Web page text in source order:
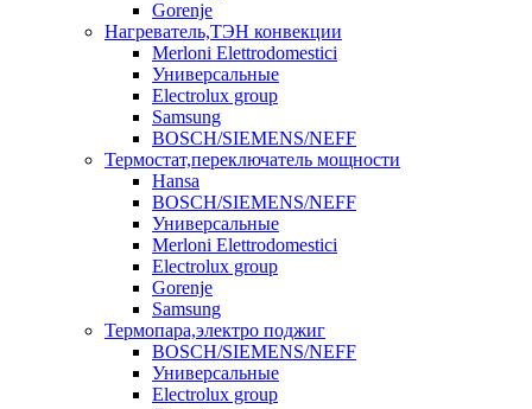
Gorenje
Нагреватель,ТЭН конвекции
Merloni Elettrodomestici
Универсальные
Electrolux group
Samsung
BOSCH/SIEMENS/NEFF
Термостат,переключатель мощности
Hansa
BOSCH/SIEMENS/NEFF
Универсальные
Merloni Elettrodomestici
Electrolux group
Gorenje
Samsung
Термопара,электро поджиг
BOSCH/SIEMENS/NEFF
Универсальные
Electrolux group